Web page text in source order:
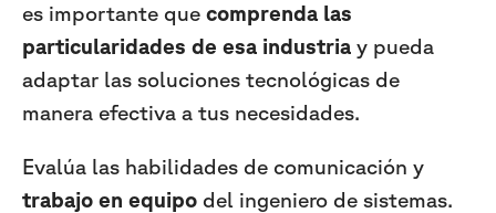
es importante que comprenda las
particularidades de esa industria y pueda
adaptar las soluciones tecnológicas de
manera efectiva a tus necesidades.
Evalúa las habilidades de comunicación y
trabajo en equipo del ingeniero de sistemas.